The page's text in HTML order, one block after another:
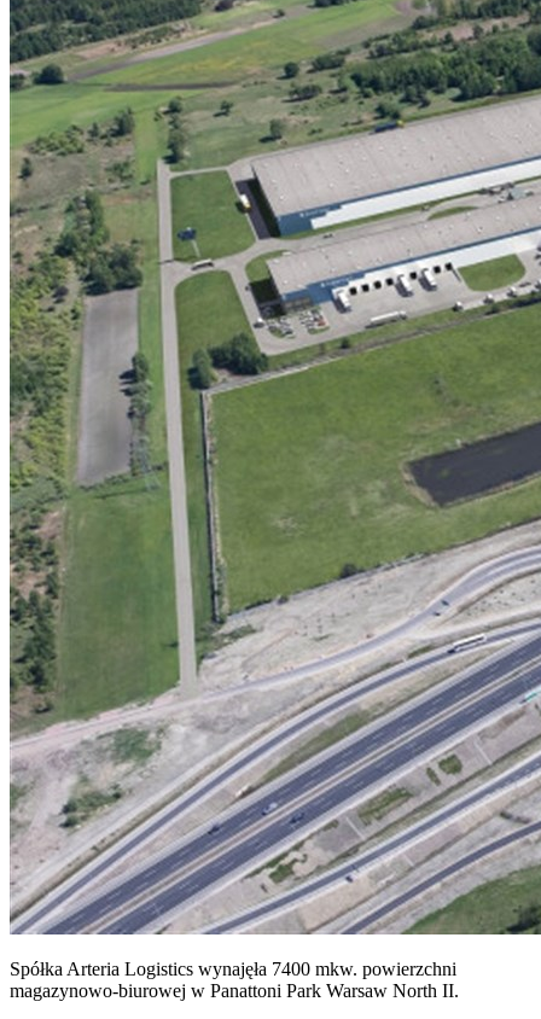
Spółka Arteria Logistics wynajęła 7400 mkw. powierzchni
magazynowo-biurowej w Panattoni Park Warsaw North II.